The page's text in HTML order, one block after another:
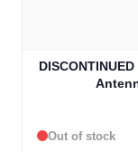
Out of stock